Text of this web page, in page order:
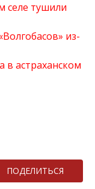
селе тушили
из-
в астраханском
ПОДЕЛИТЬСЯ